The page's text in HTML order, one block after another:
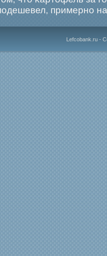
примерно
Lefcobank.ru -